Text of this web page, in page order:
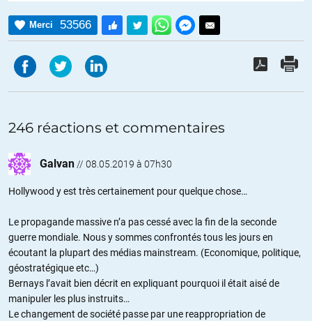
Merci 53566
246 réactions et commentaires
Galvan // 08.05.2019 à 07h30
Hollywood y est très certainement pour quelque chose…
Le propagande massive n’a pas cessé avec la fin de la seconde
guerre mondiale. Nous y sommes confrontés tous les jours en
écoutant la plupart des médias mainstream. (Economique, politique,
géostratégique etc…)
Bernays l’avait bien décrit en expliquant pourquoi il était aisé de
manipuler les plus instruits…
Le changement de société passe par une reappropriation de